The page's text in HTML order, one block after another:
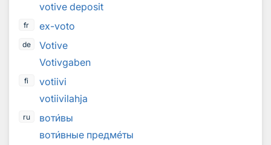
votive deposit
fr ex-voto
de
Votive
Votivgaben
fi
votiivi
votiivilahja
ru вотивы
вотивные предметы